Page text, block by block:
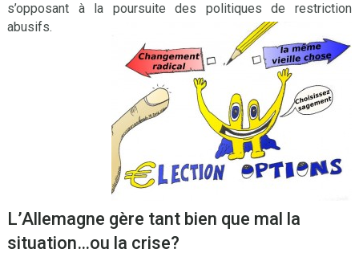
s’opposant à la poursuite des politiques de restriction
abusifs.
L’Allemagne gère tant bien que mal la
situation…ou la crise?